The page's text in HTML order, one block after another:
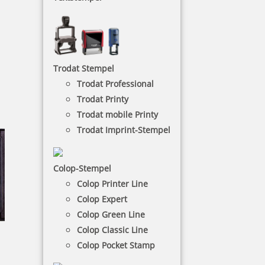
Trodat Stempel
Trodat Professional
Trodat Printy
Trodat mobile Printy
Trodat Imprint-Stempel
Colop-Stempel
Colop Printer Line
Colop Expert
Colop Green Line
Colop Classic Line
Colop Pocket Stamp
verwenden. Verbraucher im Sinne von §13 BGB sind von der
Nutzung der angebotenen Leistung ausgeschlossen.